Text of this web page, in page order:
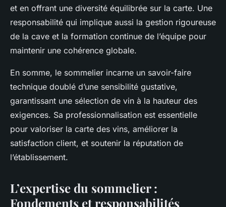
et en offrant une diversité équilibrée sur la carte. Une
responsabilité qui implique aussi la gestion rigoureuse
de la cave et la formation continue de l’équipe pour
maintenir une cohérence globale.
En somme, le sommelier incarne un savoir-faire
technique doublé d’une sensibilité gustative,
garantissant une sélection de vin à la hauteur des
exigences. Sa professionnalisation est essentielle
pour valoriser la carte des vins, améliorer la
satisfaction client, et soutenir la réputation de
l’établissement.
L’expertise du sommelier :
Fondements et responsabilités